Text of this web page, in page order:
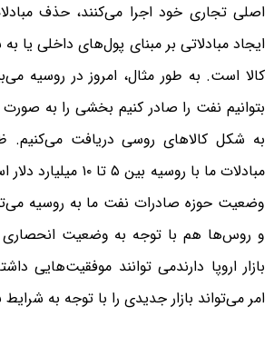
اصلی تجاری خود اجرا می‌کنند، حذف
ایجاد مبادلاتی بر مبنای پول‌های داخلی یا
کالا است. به طور مثال، امروز در روسیه
بتوانیم نفت را صادر کنیم بخشی را به
به شکل کالاهای روسی دریافت
مبادلات ما با روسیه بین
وضعیت حوزه صادرات نفت ما به روسیه
و روس‌ها هم با توجه به وضعیت انحصاری
بازار اروپا دارندمی توانند موفقیت‌هایی
امر می‌تواند بازار جدیدی را با توجه به شرایط